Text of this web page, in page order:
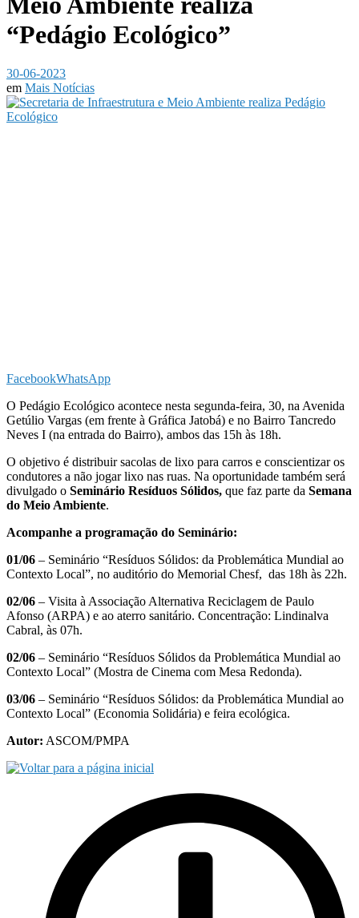
“Pedágio Ecológico”
30-06-2023
em Mais Notícias
FacebookWhatsApp
O Pedágio Ecológico acontece nesta segunda-feira, 30, na Avenida
Getúlio Vargas (em frente à Gráfica Jatobá) e no Bairro Tancredo
Neves I (na entrada do Bairro), ambos das 15h às 18h.
O objetivo é distribuir sacolas de lixo para carros e conscientizar os
condutores a não jogar lixo nas ruas. Na oportunidade também será
divulgado o Seminário Resíduos Sólidos, que faz parte da Semana
do Meio Ambiente.
Acompanhe a programação do Seminário:
01/06 – Seminário “Resíduos Sólidos: da Problemática Mundial ao
Contexto Local”, no auditório do Memorial Chesf, das 18h às 22h.
02/06 – Visita à Associação Alternativa Reciclagem de Paulo
Afonso (ARPA) e ao aterro sanitário. Concentração: Lindinalva
Cabral, às 07h.
02/06 – Seminário “Resíduos Sólidos da Problemática Mundial ao
Contexto Local” (Mostra de Cinema com Mesa Redonda).
03/06 – Seminário “Resíduos Sólidos: da Problemática Mundial ao
Contexto Local” (Economia Solidária) e feira ecológica.
Autor: ASCOM/PMPA